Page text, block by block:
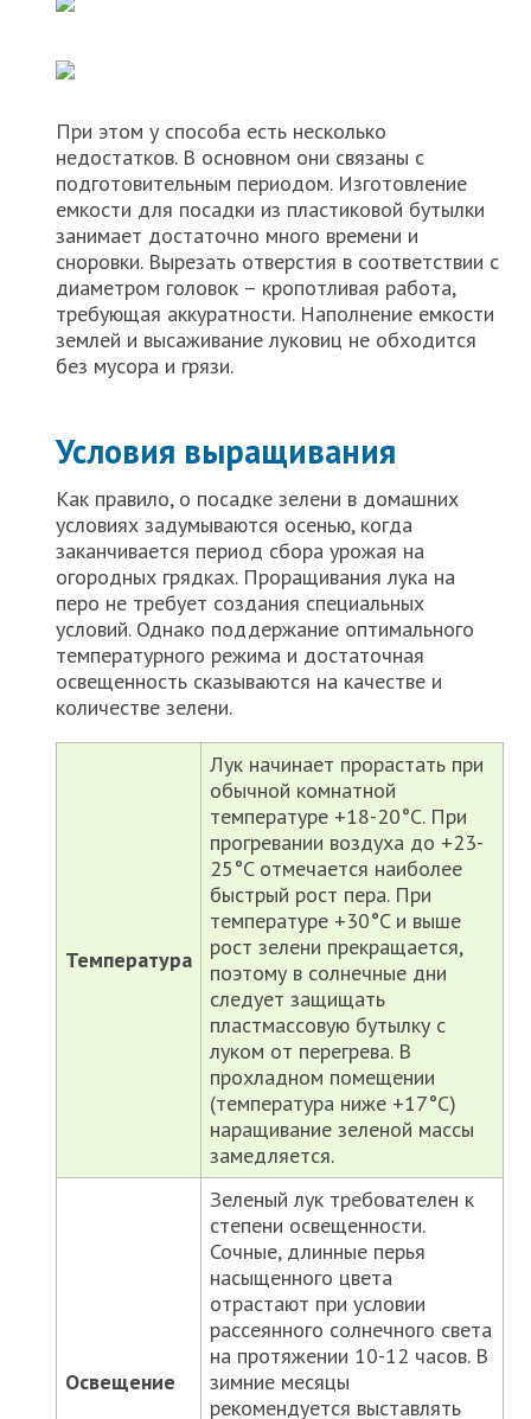
При этом у способа есть несколько
недостатков. В основном они связаны с
подготовительным периодом. Изготовление
емкости для посадки из пластиковой бутылки
занимает достаточно много времени и
сноровки. Вырезать отверстия в соответствии с
диаметром головок – кропотливая работа,
требующая аккуратности. Наполнение емкости
землей и высаживание луковиц не обходится
без мусора и грязи.
Условия выращивания
Как правило, о посадке зелени в домашних
условиях задумываются осенью, когда
заканчивается период сбора урожая на
огородных грядках. Проращивания лука на
перо не требует создания специальных
условий. Однако поддержание оптимального
температурного режима и достаточная
освещенность сказываются на качестве и
количестве зелени.
Температура
Лук начинает прорастать при
обычной комнатной
температуре +18-20°C. При
прогревании воздуха до +23-
25°C отмечается наиболее
быстрый рост пера. При
температуре +30°C и выше
рост зелени прекращается,
поэтому в солнечные дни
следует защищать
пластмассовую бутылку с
луком от перегрева. В
прохладном помещении
(температура ниже +17°C)
наращивание зеленой массы
замедляется.
Освещение
Зеленый лук требователен к
степени освещенности.
Сочные, длинные перья
насыщенного цвета
отрастают при условии
рассеянного солнечного света
на протяжении 10-12 часов. В
зимние месяцы
рекомендуется выставлять